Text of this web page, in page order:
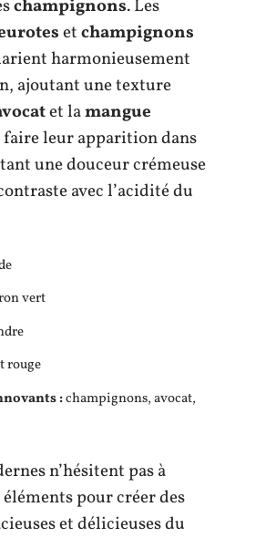
champignons. Les
etchampignons
harmonieusement
ajoutant une texture
et lamangue
faire leur apparition dans
une douceur crémeuse
avec l’acidité du
vert
rouge
:champignons, avocat,
n’hésitent pas à
éléments pour créer des
et délicieuses du